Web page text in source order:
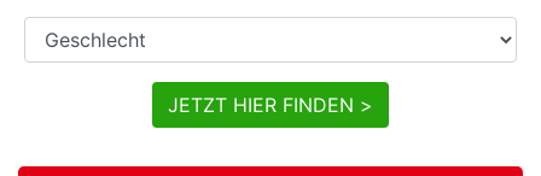
Geschlecht
JETZT HIER FINDEN >